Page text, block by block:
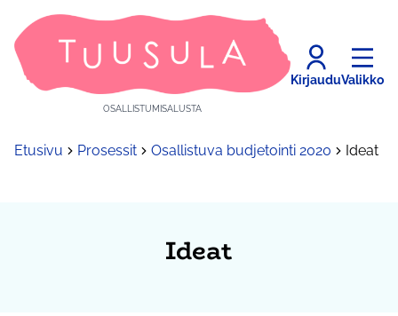
OSALLISTUMISALUSTA
KirjauduValikko
Etusivu Prosessit Osallistuva budjetointi 2020 Ideat
Ideat